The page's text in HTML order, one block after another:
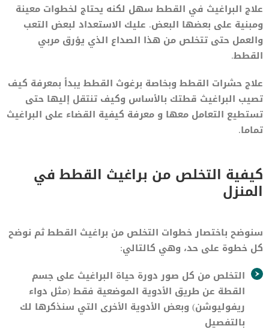
علاج البراغيث في القطط سهل لكنه يحتاج لخطوات معينة
ومبنية على بعضها البعض. عليك الاستعداد لبعض التعب
والعمل حتى تتخلص من هذا الصداع الذي يؤرق مربي
القطط.
علاج حشرات القطط وبخاصة برغوث القطط يبدأ بمعرفة كيف
تصيب البراغيث قطتك بالأساس وكيف تنتقل إليها حتى
تستطيع التعامل معها و معرفة كيفية القضاء على البراغيث
تماما.
كيفية التخلص من براغيث القطط في
المنزل
سنوضح باختصار خطوات التخلص من براغيث القطط ثم نوضح
كل خطوة على حد، وهي كالتالي:
التخلص من كل صور دورة حياة البراغيث على جسم
القطة عن طريق الأدوية الموضعية فقط (مثل دواء
ريفوليوشن) وبعض الأدوية الأخرى التي سنذكرها لك
بالتفصيل